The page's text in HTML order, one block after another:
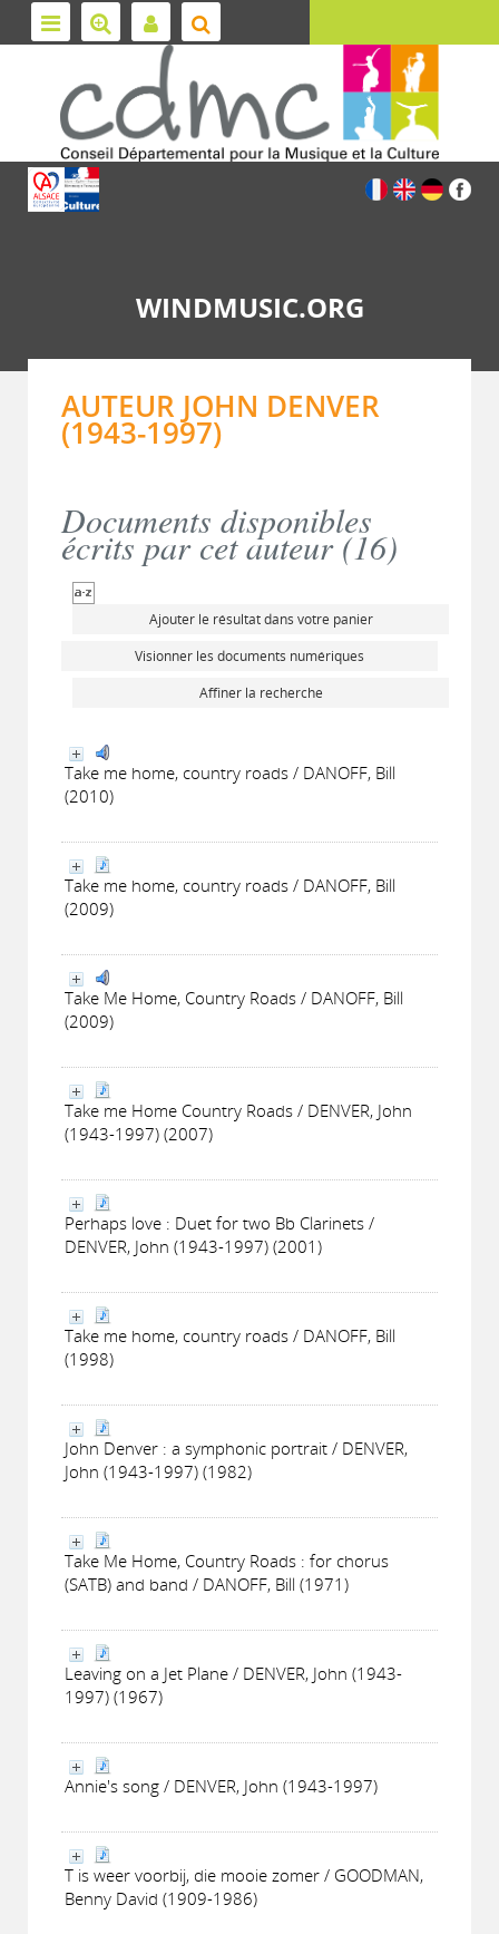
WINDMUSIC.ORG
AUTEUR JOHN DENVER
(1943-1997)
Documents disponibles
écrits par cet auteur (16)
Ajouter le résultat dans votre panier
Visionner les documents numériques
Affiner la recherche
Take me home, country roads / DANOFF, Bill
(2010)
Take me home, country roads / DANOFF, Bill
(2009)
Take Me Home, Country Roads / DANOFF, Bill
(2009)
Take me Home Country Roads / DENVER, John
(1943-1997) (2007)
Perhaps love : Duet for two Bb Clarinets /
DENVER, John (1943-1997) (2001)
Take me home, country roads / DANOFF, Bill
(1998)
John Denver : a symphonic portrait / DENVER,
John (1943-1997) (1982)
Take Me Home, Country Roads : for chorus
(SATB) and band / DANOFF, Bill (1971)
Leaving on a Jet Plane / DENVER, John (1943-
1997) (1967)
Annie's song / DENVER, John (1943-1997)
T is weer voorbij, die mooie zomer / GOODMAN,
Benny David (1909-1986)